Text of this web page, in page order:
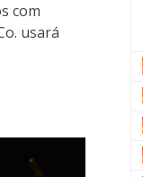
com
usará